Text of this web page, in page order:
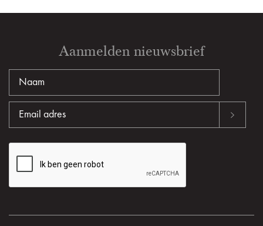
Aanmelden nieuwsbrief